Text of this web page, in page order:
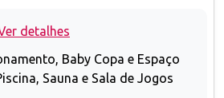
detalhes
Baby Copa e Espaço
Sauna e Sala de Jogos